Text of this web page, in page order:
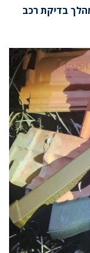
בדיקת רכב